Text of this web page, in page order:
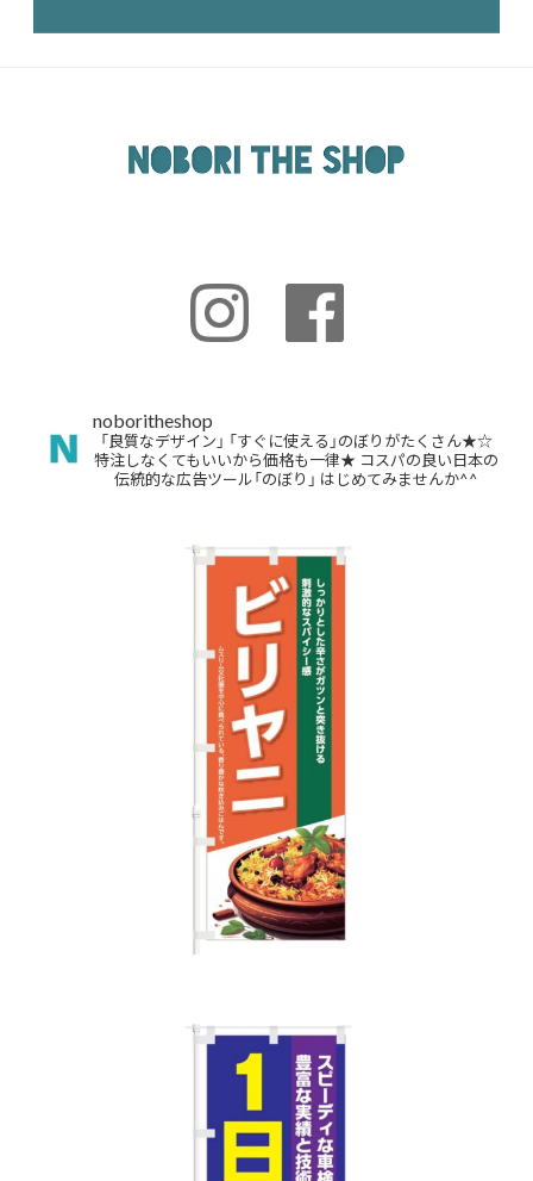
noboritheshop
「良質なデザイン」 「すぐに使える」のぼりがたくさん★☆
特注しなくてもいいから価格も一律★ コスパの良い日本の
伝統的な広告ツール「のぼり」 はじめてみませんか^^